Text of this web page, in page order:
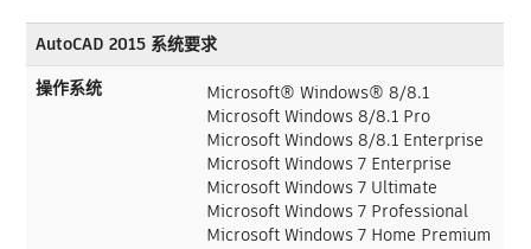
AutoCAD 2015 系统要求
操作系统
Microsoft® Windows® 8/8.1
Microsoft Windows 8/8.1 Pro
Microsoft Windows 8/8.1 Enterprise
Microsoft Windows 7 Enterprise
Microsoft Windows 7 Ultimate
Microsoft Windows 7 Professional
Microsoft Windows 7 Home Premium